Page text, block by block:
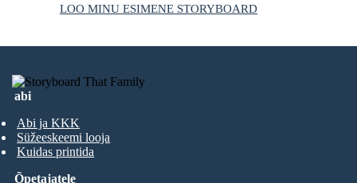
LOO MINU ESIMENE STORYBOARD
abi
Abi ja KKK
Süžeeskeemi looja
Kuidas printida
Õpetajatele